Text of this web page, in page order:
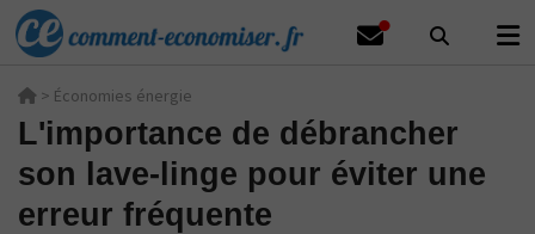
> Économies énergie
L'importance de débrancher
son lave-linge pour éviter une
erreur fréquente